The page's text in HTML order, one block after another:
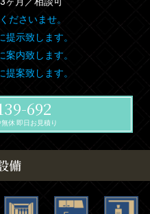
ださいませ。
提示致します。
案内致します。
提案致します。
692
休 即日お見積り
備